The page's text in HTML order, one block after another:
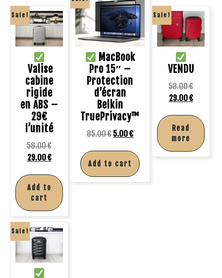
Sale!
Valise
cabine
rigide
en ABS –
29€
l’unité
58.00€
29.00€
Add to
cart
MacBook
Pro 15″ –
Protection
d’écran
Belkin
TruePrivacy™
85.00€ 5.00€
Add to cart
Sale!
VENDU
58.00€
29.00€
Read
more
Sale!